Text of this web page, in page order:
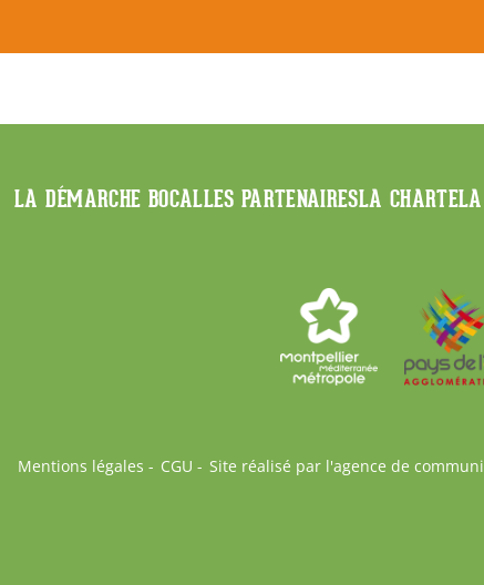
LA DÉMARCHE BOCALLES PARTENAIRESLA CHARTE
Mentions légales CGU Site réalisé par l'agence de